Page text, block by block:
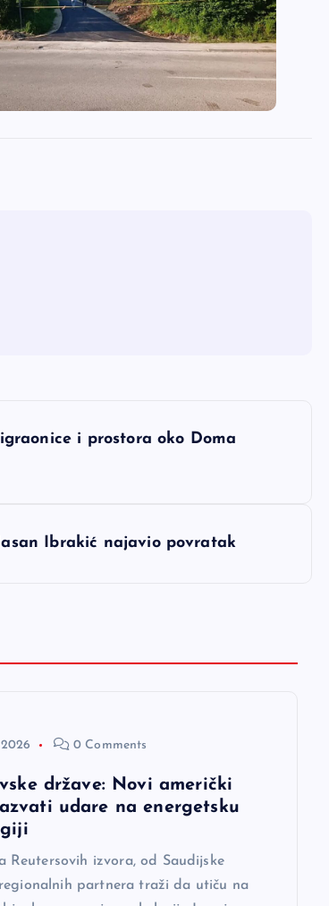
i prostora oko Doma
Ibrakić najavio povratak
0 Comments
države: Novi američki
udare na energetsku
Reutersovih izvora, od Saudijske
partnera traži da utiču na